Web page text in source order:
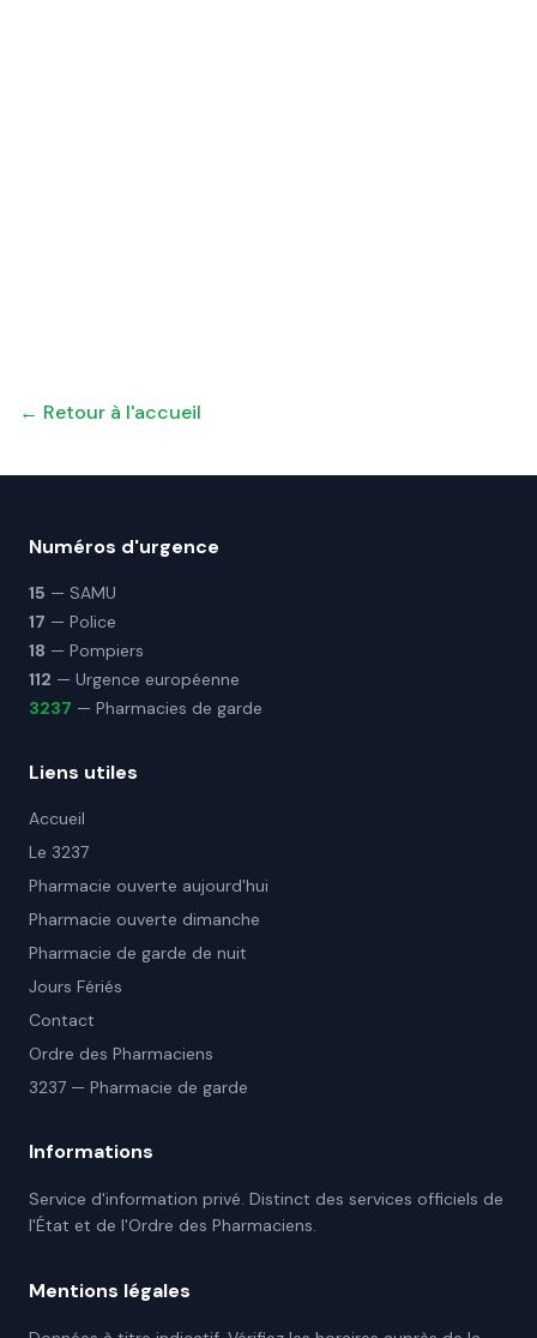
← Retour à l'accueil
Numéros d'urgence
15 — SAMU
17 — Police
18 — Pompiers
112 — Urgence européenne
3237 — Pharmacies de garde
Liens utiles
Accueil
Le 3237
Pharmacie ouverte aujourd'hui
Pharmacie ouverte dimanche
Pharmacie de garde de nuit
Jours Fériés
Contact
Ordre des Pharmaciens
3237 — Pharmacie de garde
Informations
Service d'information privé. Distinct des services officiels de
l'État et de l'Ordre des Pharmaciens.
Mentions légales